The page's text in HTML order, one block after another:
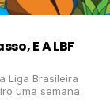
E A LBF
Liga Brasileira
uma semana